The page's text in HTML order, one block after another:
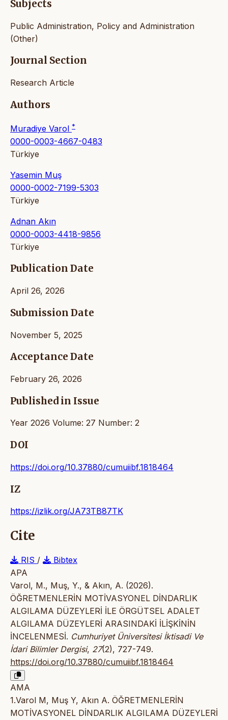
Subjects
Public Administration, Policy and Administration
(Other)
Journal Section
Research Article
Authors
Muradiye Varol *
0000-0003-4667-0483
Türkiye
Yasemin Muş
0000-0002-7199-5303
Türkiye
Adnan Akın
0000-0003-4418-9856
Türkiye
Publication Date
April 26, 2026
Submission Date
November 5, 2025
Acceptance Date
February 26, 2026
Published in Issue
Year 2026 Volume: 27 Number: 2
DOI
https://doi.org/10.37880/cumuiibf.1818464
IZ
https://izlik.org/JA73TB87TK
Cite
RIS /
Bibtex
APA
Varol, M., Muş, Y., & Akın, A. (2026).
ÖĞRETMENLERİN MOTİVASYONEL DİNDARLIK
ALGILAMA DÜZEYLERİ İLE ÖRGÜTSEL ADALET
ALGILAMA DÜZEYLERİ ARASINDAKİ İLİŞKİNİN
İNCELENMESİ. Cumhuriyet Üniversitesi İktisadi Ve
İdari Bilimler Dergisi, 27(2), 727-749.
https://doi.org/10.37880/cumuiibf.1818464
AMA
1.Varol M, Muş Y, Akın A. ÖĞRETMENLERİN
MOTİVASYONEL DİNDARLIK ALGILAMA DÜZEYLERİ